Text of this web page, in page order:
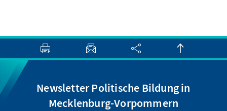
Newsletter Politische Bildung in
Mecklenburg-Vorpommern